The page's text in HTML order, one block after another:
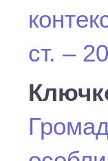
ст. –